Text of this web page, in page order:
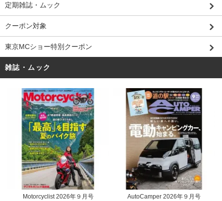
定期雑誌・ムック
クーポン対象
東京MCショー特別クーポン
雑誌・ムック
Motorcyclist 2026年９月号
AutoCamper 2026年９月号